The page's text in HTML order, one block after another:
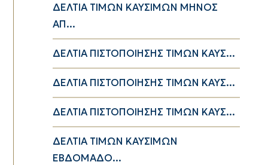
ΔΕΛΤΙΑ ΤΙΜΩΝ ΚΑΥΣΙΜΩΝ ΜΗΝΟΣ
ΑΠ...
ΔΕΛΤΙΑ ΠΙΣΤΟΠΟΙΗΣΗΣ ΤΙΜΩΝ ΚΑΥΣ...
ΔΕΛΤΙΑ ΠΙΣΤΟΠΟΙΗΣΗΣ ΤΙΜΩΝ ΚΑΥΣ...
ΔΕΛΤΙΑ ΠΙΣΤΟΠΟΙΗΣΗΣ ΤΙΜΩΝ ΚΑΥΣ...
ΔΕΛΤΙΑ ΤΙΜΩΝ ΚΑΥΣΙΜΩΝ
ΕΒΔΟΜΑΔΟ...